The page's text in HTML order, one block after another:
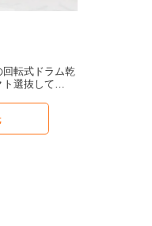
転式ドラム乾
選抜して下さ